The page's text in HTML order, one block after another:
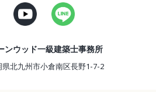
ンウッド一級建築士事務所
県北九州市小倉南区長野1-7-2